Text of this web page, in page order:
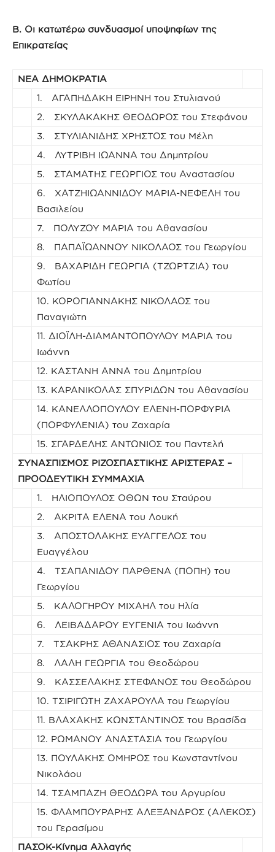
Β. Οι κατωτέρω συνδυασμοί υποψηφίων της
Επικρατείας
ΝΕΑ ΔΗΜΟΚΡΑΤΙΑ
1. ΑΓΑΠΗΔΑΚΗ ΕΙΡΗΝΗ του Στυλιανού
2. ΣΚΥΛΑΚΑΚΗΣ ΘΕΟΔΩΡΟΣ του Στεφάνου
3. ΣΤΥΛΙΑΝΙΔΗΣ ΧΡΗΣΤΟΣ του Μέλη
4. ΛΥΤΡΙΒΗ ΙΩΑΝΝΑ του Δημητρίου
5. ΣΤΑΜΑΤΗΣ ΓΕΩΡΓΙΟΣ του Αναστασίου
6. ΧΑΤΖΗΙΩΑΝΝΙΔΟΥ ΜΑΡΙΑ-ΝΕΦΕΛΗ του
Βασιλείου
7. ΠΟΛΥΖΟΥ ΜΑΡΙΑ του Αθανασίου
8. ΠΑΠΑΪΩΑΝΝΟΥ ΝΙΚΟΛΑΟΣ του Γεωργίου
9. ΒΑΧΑΡΙΔΗ ΓΕΩΡΓΙΑ (ΤΖΩΡΤΖΙΑ) του
Φωτίου
10. ΚΟΡΟΓΙΑΝΝΑΚΗΣ ΝΙΚΟΛΑΟΣ του
Παναγιώτη
11. ΔΙΟΪΛΗ-ΔΙΑΜΑΝΤΟΠΟΥΛΟΥ ΜΑΡΙΑ του
Ιωάννη
12. ΚΑΣΤΑΝΗ ΑΝΝΑ του Δημητρίου
13. ΚΑΡΑΝΙΚΟΛΑΣ ΣΠΥΡΙΔΩΝ του Αθανασίου
14. ΚΑΝΕΛΛΟΠΟΥΛΟΥ ΕΛΕΝΗ-ΠΟΡΦΥΡΙΑ
(ΠΟΡΦΥΛΕΝΙΑ) του Ζαχαρία
15. ΣΓΑΡΔΕΛΗΣ ΑΝΤΩΝΙΟΣ του Παντελή
ΣΥΝΑΣΠΙΣΜΟΣ ΡΙΖΟΣΠΑΣΤΙΚΗΣ ΑΡΙΣΤΕΡΑΣ –
ΠΡΟΟΔΕΥΤΙΚΗ ΣΥΜΜΑΧΙΑ
1. ΗΛΙΟΠΟΥΛΟΣ ΟΘΩΝ του Σταύρου
2. ΑΚΡΙΤΑ ΕΛΕΝΑ του Λουκή
3. ΑΠΟΣΤΟΛΑΚΗΣ ΕΥΑΓΓΕΛΟΣ του
Ευαγγέλου
4. ΤΣΑΠΑΝΙΔΟΥ ΠΑΡΘΕΝΑ (ΠΟΠΗ) του
Γεωργίου
5. ΚΑΛΟΓΗΡΟΥ ΜΙΧΑΗΛ του Ηλία
6. ΛΕΙΒΑΔΑΡΟΥ ΕΥΓΕΝΙΑ του Ιωάννη
7. ΤΣΑΚΡΗΣ ΑΘΑΝΑΣΙΟΣ του Ζαχαρία
8. ΛΑΛΗ ΓΕΩΡΓΙΑ του Θεοδώρου
9. ΚΑΣΣΕΛΑΚΗΣ ΣΤΕΦΑΝΟΣ του Θεοδώρου
10. ΤΣΙΡΙΓΩΤΗ ΖΑΧΑΡΟΥΛΑ του Γεωργίου
11. ΒΛΑΧΑΚΗΣ ΚΩΝΣΤΑΝΤΙΝΟΣ του Βρασίδα
12. ΡΩΜΑΝΟΥ ΑΝΑΣΤΑΣΙΑ του Γεωργίου
13. ΠΟΥΛΑΚΗΣ ΟΜΗΡΟΣ του Κωνσταντίνου
Νικολάου
14. ΤΣΑΜΠΑΖΗ ΘΕΟΔΩΡΑ του Αργυρίου
15. ΦΛΑΜΠΟΥΡΑΡΗΣ ΑΛΕΞΑΝΔΡΟΣ (ΑΛΕΚΟΣ)
του Γερασίμου
ΠΑΣΟΚ-Κίνημα Αλλαγής